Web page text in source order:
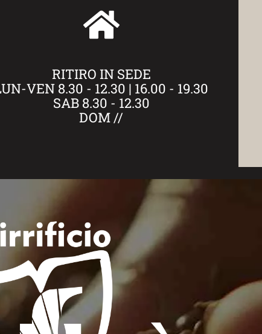
RITIRO IN SEDE
VEN 8.30 - 12.30 | 16.00 - 19.30
SAB 8.30 - 12.30
DOM //